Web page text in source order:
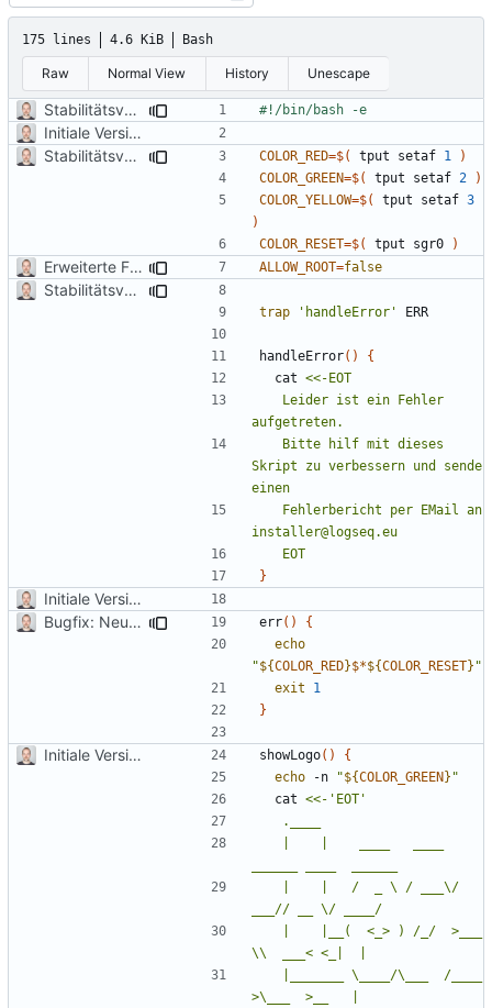
175 lines 4.6 KiB Bash
Raw Normal View History Unescape
Stabilitätsverbesserungen
Initiale Version
Stabilitätsverbesserungen
COLOR_RED=$( tput setaf 1
)
COLOR_GREEN=$( tput setaf 2
)
COLOR_YELLOW=$( tput setaf 3
)
COLOR_RESET=$( tput sgr0 )
Erweiterte Funktionalitäten ALLOW_ROOT=false
Stabilitätsverbesserungen
trap 'handleError'
handleError()
{
  cat
Skript zu verbessern und sende
	EOT
}
Initiale Version
Bugfix: Neuste verfügbare Version konnte nicht mehr ermittelt werden
err()
{
echo
"${COLOR_RED}$*${COLOR_RESET} "
exit
1
}
Initiale Version showLogo()
{
echo -n "${COLOR_GREEN} "
  cat